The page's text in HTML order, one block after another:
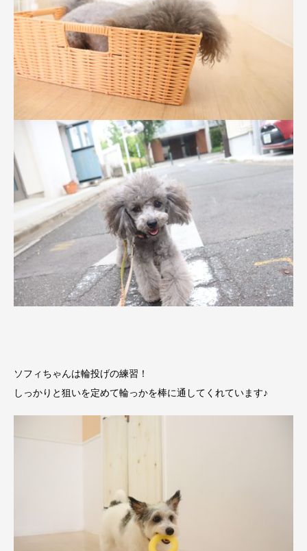
ソフィちゃんは輪投げの練習！
しっかりと狙いを定めて輪っかを棒に通してくれています♪